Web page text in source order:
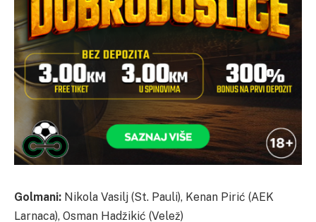
Golmani: Nikola Vasilj (St. Pauli), Kenan Pirić (AEK
Larnaca), Osman Hadžikić (Velež)